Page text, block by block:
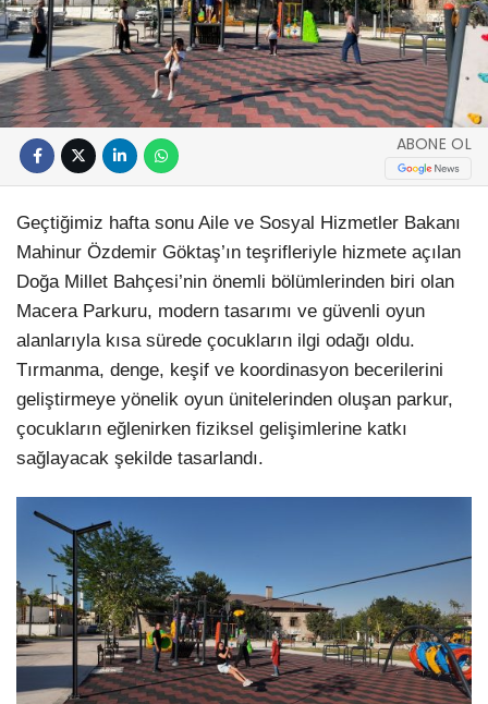
ABONE OL
Geçtiğimiz hafta sonu Aile ve Sosyal Hizmetler Bakanı
Mahinur Özdemir Göktaş’ın teşrifleriyle hizmete açılan
Doğa Millet Bahçesi’nin önemli bölümlerinden biri olan
Macera Parkuru, modern tasarımı ve güvenli oyun
alanlarıyla kısa sürede çocukların ilgi odağı oldu.
Tırmanma, denge, keşif ve koordinasyon becerilerini
geliştirmeye yönelik oyun ünitelerinden oluşan parkur,
çocukların eğlenirken fiziksel gelişimlerine katkı
sağlayacak şekilde tasarlandı.